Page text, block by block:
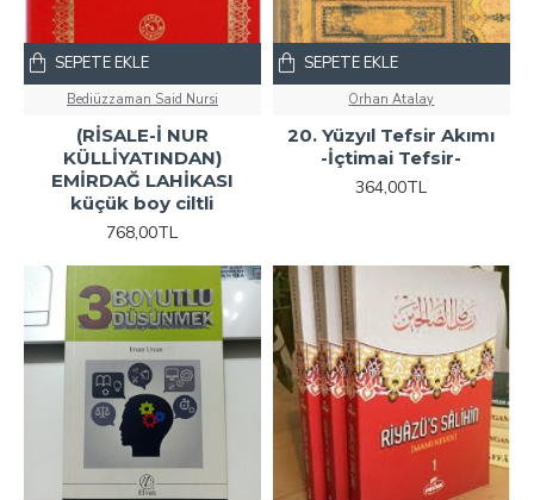
Bediüzzaman Said Nursi
(RİSALE-İ NUR
KÜLLİYATINDAN)
EMİRDAĞ LAHİKASI
küçük boy ciltli
768,00TL
SEPETE EKLE
Orhan Atalay
20. Yüzyıl Tefsir Akımı
-İçtimai Tefsir-
364,00TL
SEPETE EKLE